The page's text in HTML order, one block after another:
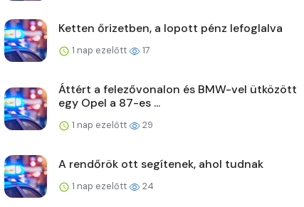
Ketten őrizetben, a lopott pénz lefoglalva
1 nap ezelőtt 17
Áttért a felezővonalon és BMW-vel ütközött
egy Opel a 87-es ...
1 nap ezelőtt 29
A rendőrök ott segítenek, ahol tudnak
1 nap ezelőtt 24